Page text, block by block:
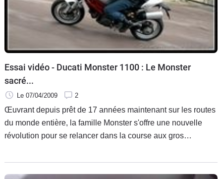
Essai vidéo - Ducati Monster 1100 : Le Monster
sacré...
Le 07/04/2009 2
Œuvrant depuis prêt de 17 années maintenant sur les routes
du monde entière, la famille Monster s'offre une nouvelle
révolution pour se relancer dans la course aux gros
1050, la KTM Super Duke et la Honda CB1000 R en ligne
de mire… Après avoir attaqué la révolution Monster avec la